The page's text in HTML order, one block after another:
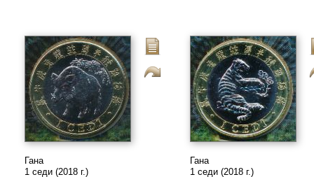
Гана
1 седи (2018 г.)
Гана
1 седи (2018 г.)